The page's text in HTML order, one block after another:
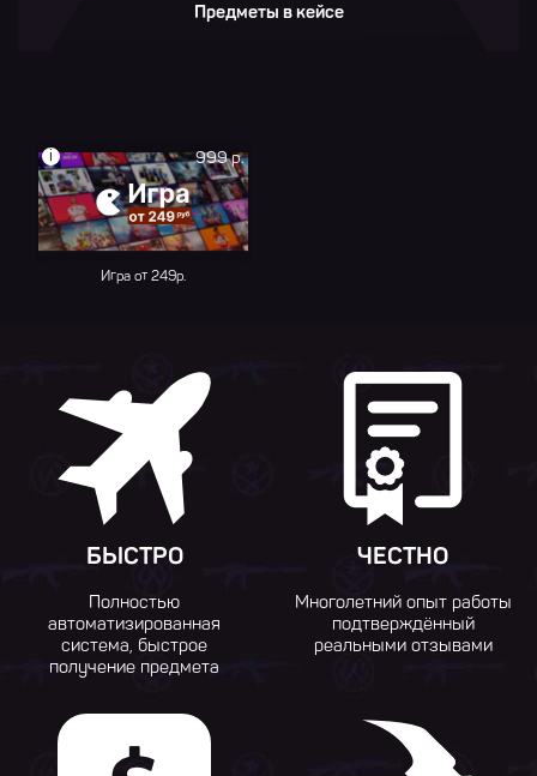
Предметы в кейсе
999 р.
i
Игра от 249р.
БЫСТРО
Полностью
автоматизированная
система, быстрое
получение предмета
ЧЕСТНО
Многолетний опыт работы
подтверждённый
реальными отзывами